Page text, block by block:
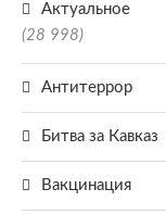
Актуальное
(28 998)
Антитеррор
Битва за Кавказ
Вакцинация